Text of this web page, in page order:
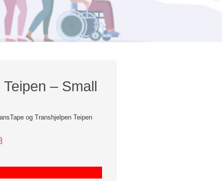
– Small
og Transhjelpen Teipen